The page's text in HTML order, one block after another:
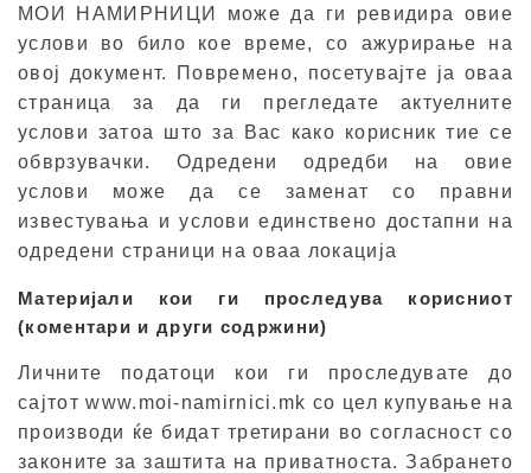
МОИ НАМИРНИЦИ може да ги ревидира овие
услови во било кое време, со ажурирање на
овој документ. Повремено, посетувајте ја оваа
страница за да ги прегледате актуелните
услови затоа што за Вас како корисник тие се
обврзувачки. Одредени одредби на овие
услови може да се заменат со правни
известувања и услови единствено достапни на
одредени страници на оваа локација
Материјали кои ги проследува корисниот
(коментари и други содржини)
Личните податоци кои ги проследувате до
сајтот www.moi-namirnici.mk со цел купување на
производи ќе бидат третирани во согласност со
законите за заштита на приватноста. Забрането